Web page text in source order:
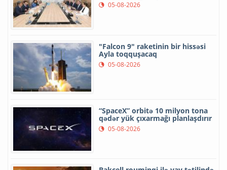
05-08-2026
"Falcon 9" raketinin bir hissəsi
Ayla toqquşacaq
05-08-2026
“SpaceX” orbitə 10 milyon tona
qədər yük çıxarmağı planlaşdırır
05-08-2026